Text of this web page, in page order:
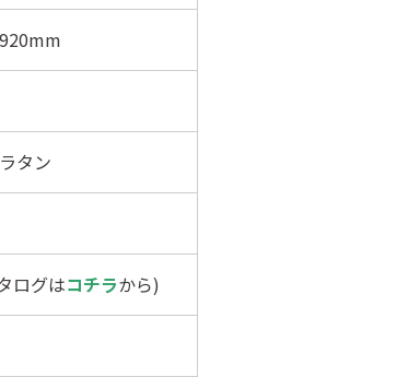
タン
ログはコチラから)